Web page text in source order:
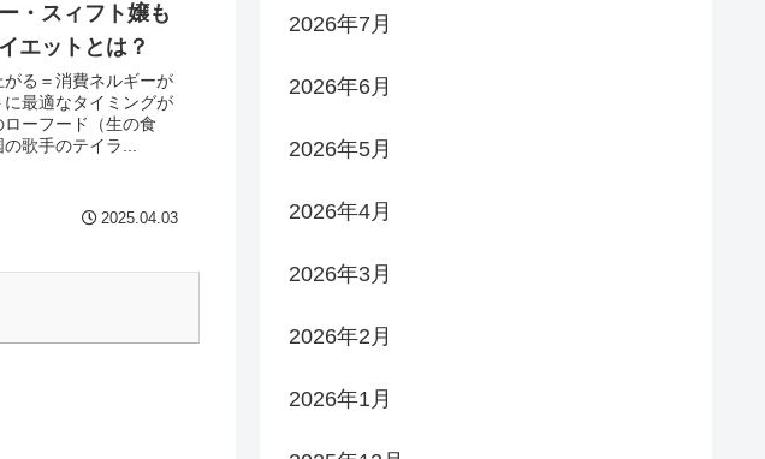
・スィフト嬢も
エットとは？
る＝消費ネルギーが
最適なタイミングが
ーフード（生の食
歌手のテイラ...
2025.04.03
2026年7月
2026年6月
2026年5月
2026年4月
2026年3月
2026年2月
2026年1月